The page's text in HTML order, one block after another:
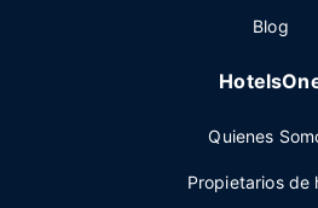
Blog
Quienes
Propietarios de